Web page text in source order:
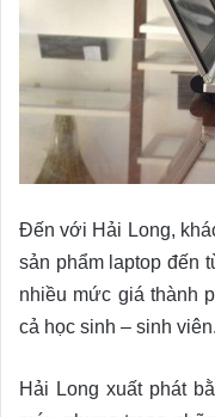
Đến với Hải Long,
sản phẩm laptop đến
nhiều mức giá thành
cả học sinh – sinh viên.
Hải Long xuất phát